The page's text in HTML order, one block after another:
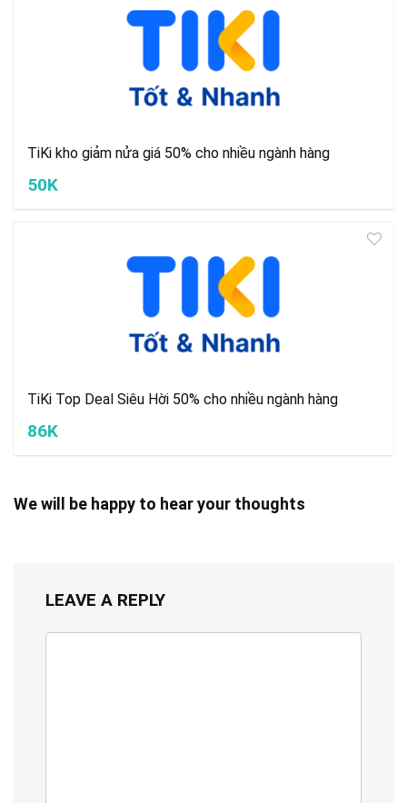
TiKi kho giảm nửa giá 50% cho nhiều ngành hàng
50K
TiKi Top Deal Siêu Hời 50% cho nhiều ngành hàng
86K
We will be happy to hear your thoughts
LEAVE A REPLY